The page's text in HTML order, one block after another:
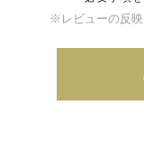
※レビューの反映